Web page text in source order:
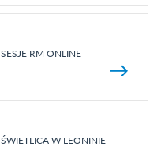
SESJE RM ONLINE
ŚWIETLICA W LEONINIE